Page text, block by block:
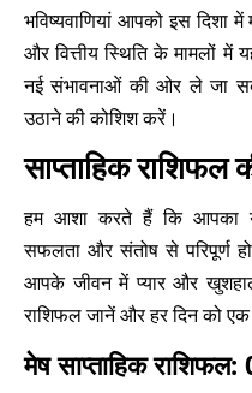
भविष्यवाणियां आपको इस दिशा में
और वित्तीय स्थिति के मामलों में
नई संभावनाओं की ओर ले जा
उठाने की कोशिश करें।
साप्ताहिक राशिफल
हम आशा करते हैं कि आपका यह
सफलता और संतोष से परिपूर्ण
आपके जीवन में प्यार और
राशिफल जानें और हर दिन को
मेष साप्ताहिक